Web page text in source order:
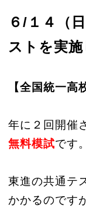
６/１４（
ストを実施
【全国統一高
年に２回開催
無料模試です。
東進の共通テ
かかるのです